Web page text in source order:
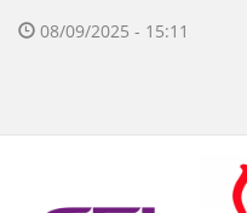
08/09/2025 - 15:11